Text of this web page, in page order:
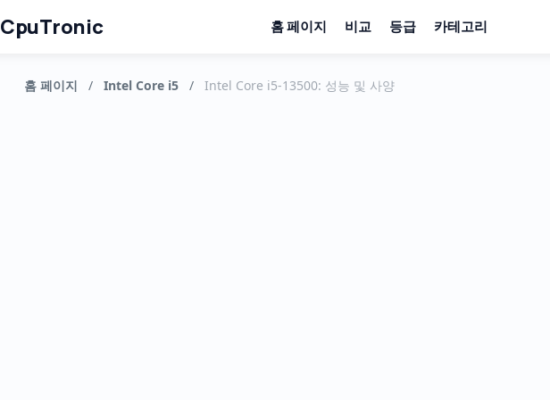
CpuTronic 홈 페이지 비교 등급 카테고리
홈 페이지 / Intel Core i5 / Intel Core i5-13500: 성능 및 사양